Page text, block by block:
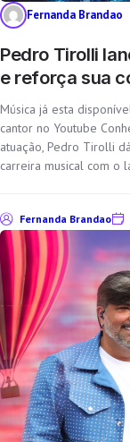
Fernanda Brandao
Pedro Tirolli
e reforça sua
Música já esta
cantor no Youtube
atuação, Pedro Tirolli
carreira musical com o
Fernanda Brandao